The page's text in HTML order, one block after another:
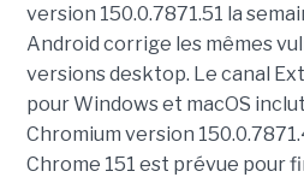
version 150.0.7871.51 la
Android corrige les mêmes
versions desktop. Le canal
pour Windows et macOS
Chromium version
Chrome 151 est prévue pour